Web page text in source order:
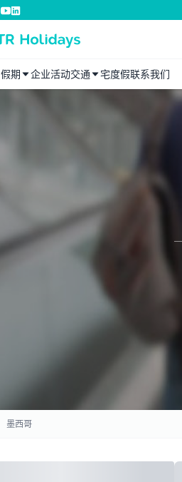
假期 企业活动交通 宅度假联系我们
墨西哥